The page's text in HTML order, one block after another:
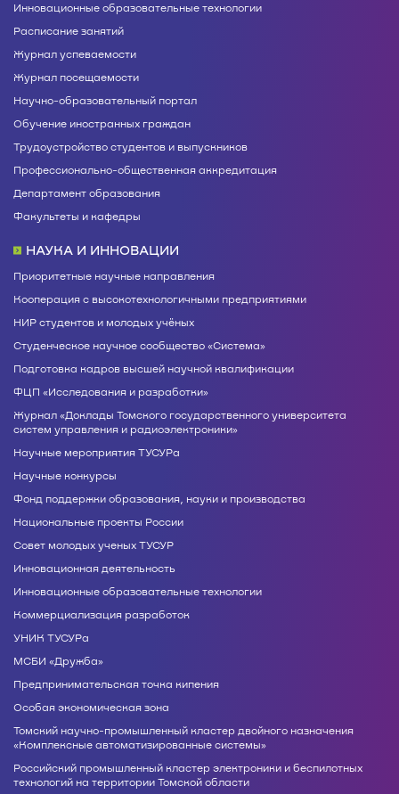
Инновационные образовательные технологии
Расписание занятий
Журнал успеваемости
Журнал посещаемости
Научно-образовательный портал
Обучение иностранных граждан
Трудоустройство студентов и выпускников
Профессионально-общественная аккредитация
Департамент образования
Факультеты и кафедры
НАУКА И ИННОВАЦИИ
Приоритетные научные направления
Кооперация с высокотехнологичными предприятиями
НИР студентов и молодых учёных
Студенческое научное сообщество «Система»
Подготовка кадров высшей научной квалификации
ФЦП «Исследования и разработки»
Журнал «Доклады Томского государственного университета
систем управления и радиоэлектроники»
Научные мероприятия ТУСУРа
Научные конкурсы
Фонд поддержки образования, науки и производства
Национальные проекты России
Совет молодых ученых ТУСУР
Инновационная деятельность
Инновационные образовательные технологии
Коммерциализация разработок
УНИК ТУСУРа
МСБИ «Дружба»
Предпринимательская точка кипения
Особая экономическая зона
Томский научно-промышленный кластер двойного назначения
«Комплексные автоматизированные системы»
Российский промышленный кластер электроники и беспилотных
технологий на территории Томской области